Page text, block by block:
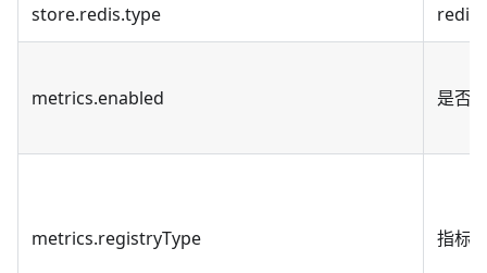
store.redis.type redis
metrics.enabled 是否
metrics.registryType 指标